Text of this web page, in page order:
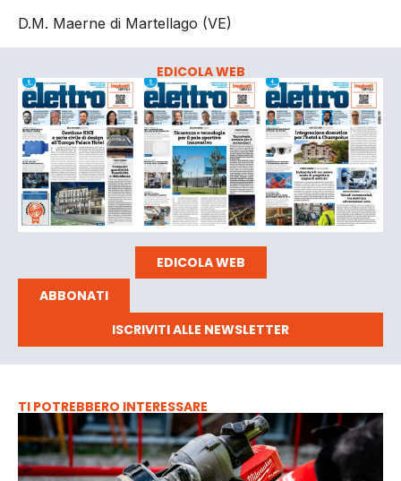
D.M. Maerne di Martellago (VE)
EDICOLA WEB
EDICOLA WEB
ABBONATI
ISCRIVITI ALLE NEWSLETTER
TI POTREBBERO INTERESSARE